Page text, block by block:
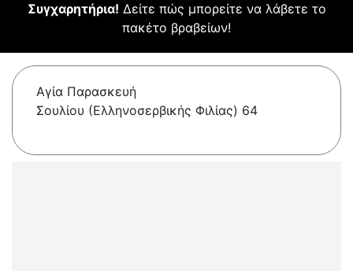
Συγχαρητήρια! Δείτε πώς μπορείτε να λάβετε το
πακέτο βραβείων!
Αγία Παρασκευή
Σουλίου (Ελληνοσερβικής Φιλίας) 64